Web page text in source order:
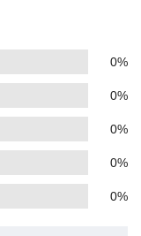
0%
0%
0%
0%
0%